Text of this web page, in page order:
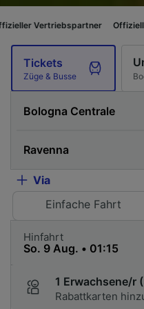
Offizieller
Tickets
Züge & Busse
Via
Einfache Fahrt
Hinfahrt
1 Erwachsene/r
Rabattkarten